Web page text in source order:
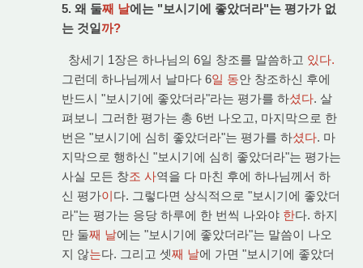
5. 왜 둘째 날에는 "보시기에 좋았더라"는 평가가 없
는 것일까?
창세기 1장은 하나님의 6일 창조를 말씀하고 있다.
그런데 하나님께서 날마다 6일 동안 창조하신 후에
반드시 "보시기에 좋았더라"라는 평가를 하셨다. 살
펴보니 그러한 평가는 총 6번 나오고, 마지막으로 한
번은 "보시기에 심히 좋았더라"는 평가를 하셨다. 마
지막으로 행하신 "보시기에 심히 좋았더라"는 평가는
사실 모든 창조 사역을 다 마친 후에 하나님께서 하
신 평가이다. 그렇다면 상식적으로 "보시기에 좋았더
라"는 평가는 응당 하루에 한 번씩 나와야 한다. 하지
만 둘째 날에는 "보시기에 좋았더라"는 말씀이 나오
지 않는다. 그리고 셋째 날에 가면 "보시기에 좋았더